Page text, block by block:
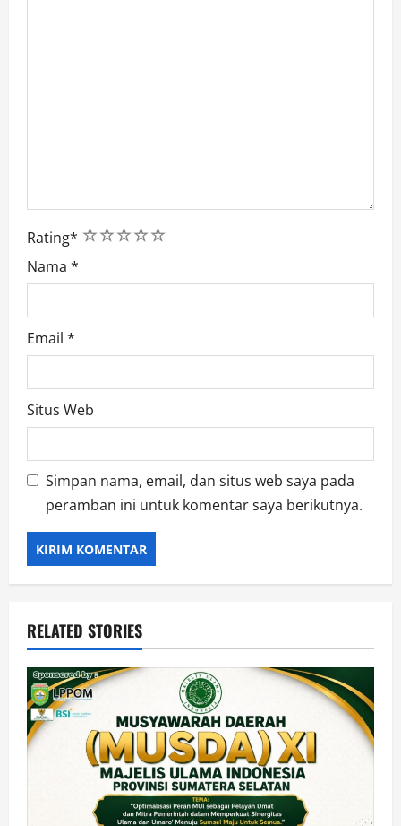
Rating* 5
4
3
2
1
Nama *
Email *
Situs Web
Simpan nama, email, dan situs web saya pada
peramban ini untuk komentar saya berikutnya.
RELATED STORIES